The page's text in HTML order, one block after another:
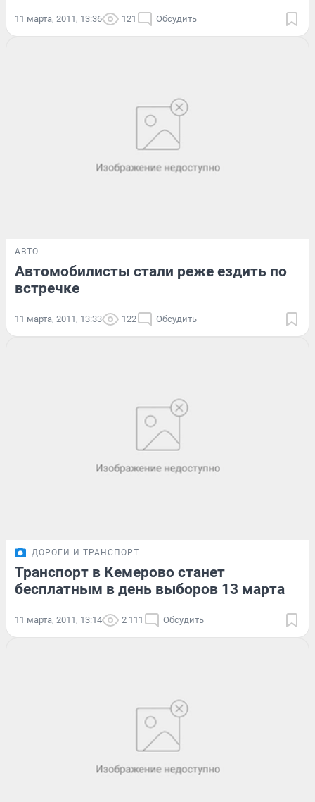
11 марта, 2011, 13:36 121 Обсудить
АВТО
Автомобилисты стали реже ездить по
встречке
11 марта, 2011, 13:33 122 Обсудить
ДОРОГИ И ТРАНСПОРТ
Транспорт в Кемерово станет
бесплатным в день выборов 13 марта
11 марта, 2011, 13:14 2 111 Обсудить